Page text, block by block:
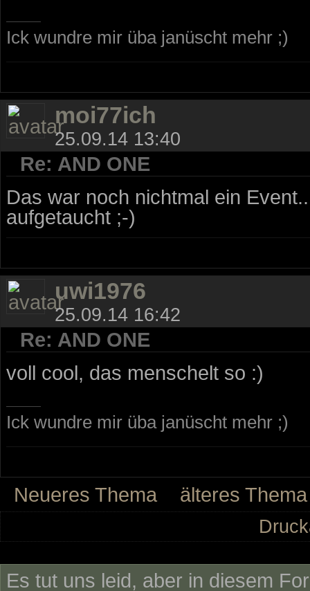
Ick wundre mir üba janüscht mehr ;)
moi77ich
25.09.14 13:40
Re: AND ONE
Das war noch nichtmal ein
aufgetaucht ;-)
uwi1976
25.09.14 16:42
Re: AND ONE
voll cool, das menschelt so :)
Ick wundre mir üba janüscht mehr ;)
Neueres Thema älteres Thema
Es tut uns leid, aber in diesem